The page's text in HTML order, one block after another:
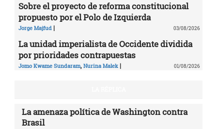
Sobre el proyecto de reforma constitucional
propuesto por el Polo de Izquierda
Jorge Majfud | 03/08/2026
La unidad imperialista de Occidente dividida
por prioridades contrapuestas
Jomo Kwame Sundaram, Nurina Malek | 01/08/2026
La amenaza política de Washington contra
Brasil